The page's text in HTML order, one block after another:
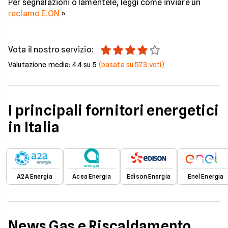
Per segnalazioni o lamentele, leggi come inviare un
reclamo E.ON »
Vota il nostro servizio:
Valutazione media: 4.4su 5 (basata su573 voti)
I principali fornitori energetici
in Italia
A2A Energia Acea Energia Edison Energia Enel Energia